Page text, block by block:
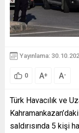
Yayınlama:
0 A+ A-
Türk Havacılık ve
saldırısında 5 kişi